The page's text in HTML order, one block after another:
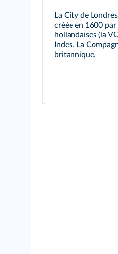
La City de
créée en 1600 par
hollandaises (la
Indes. La
britannique.